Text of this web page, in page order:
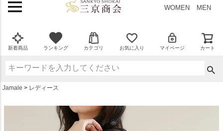
WOMEN MEN
新着商品 ランキング カテゴリ お気に入り マイページ カート
Jamale レディース